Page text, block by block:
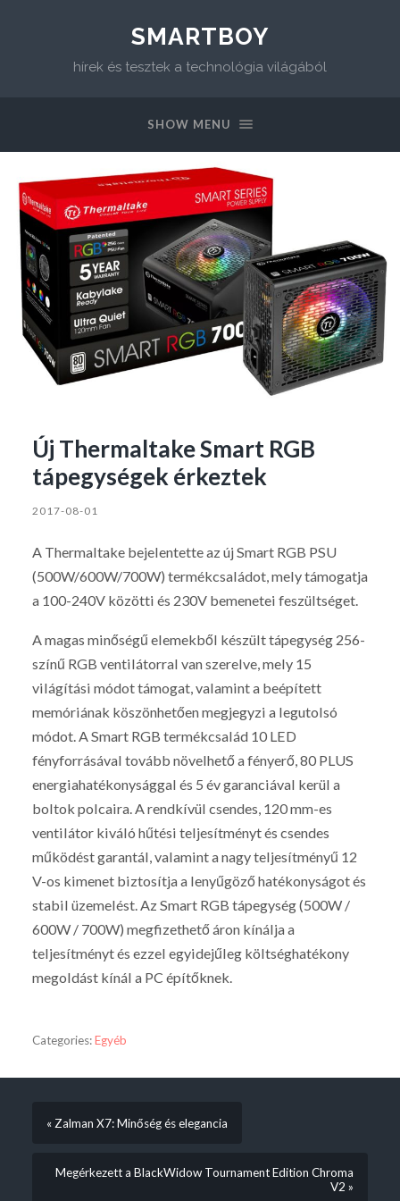
SMARTBOY
hírek és tesztek a technológia világából
SHOW MENU
Új Thermaltake Smart RGB
tápegységek érkeztek
2017-08-01
A Thermaltake bejelentette az új Smart RGB PSU
(500W/600W/700W) termékcsaládot, mely támogatja
a 100-240V közötti és 230V bemenetei feszültséget.
A magas minőségű elemekből készült tápegység 256-
színű RGB ventilátorral van szerelve, mely 15
világítási módot támogat, valamint a beépített
memóriának köszönhetően megjegyzi a legutolsó
módot. A Smart RGB termékcsalád 10 LED
fényforrásával tovább növelhető a fényerő, 80 PLUS
energiahatékonysággal és 5 év garanciával kerül a
boltok polcaira. A rendkívül csendes, 120 mm-es
ventilátor kiváló hűtési teljesítményt és csendes
működést garantál, valamint a nagy teljesítményű 12
V-os kimenet biztosítja a lenyűgöző hatékonyságot és
stabil üzemelést. Az Smart RGB tápegység (500W /
600W / 700W) megfizethető áron kínálja a
teljesítményt és ezzel egyidejűleg költséghatékony
megoldást kínál a PC építőknek.
Categories:Egyéb
« Zalman X7: Minőség és elegancia
Megérkezett a BlackWidow Tournament Edition Chroma
V2 »